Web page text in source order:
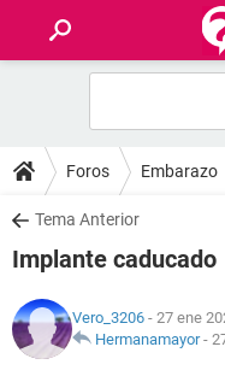
FOROS
SALUD
FAMILIA
NUTRICIÓN
Foros Embarazo
Tema Anterior
Implante caducado
Vero_3206 - 27 ene
Hermanamayor-